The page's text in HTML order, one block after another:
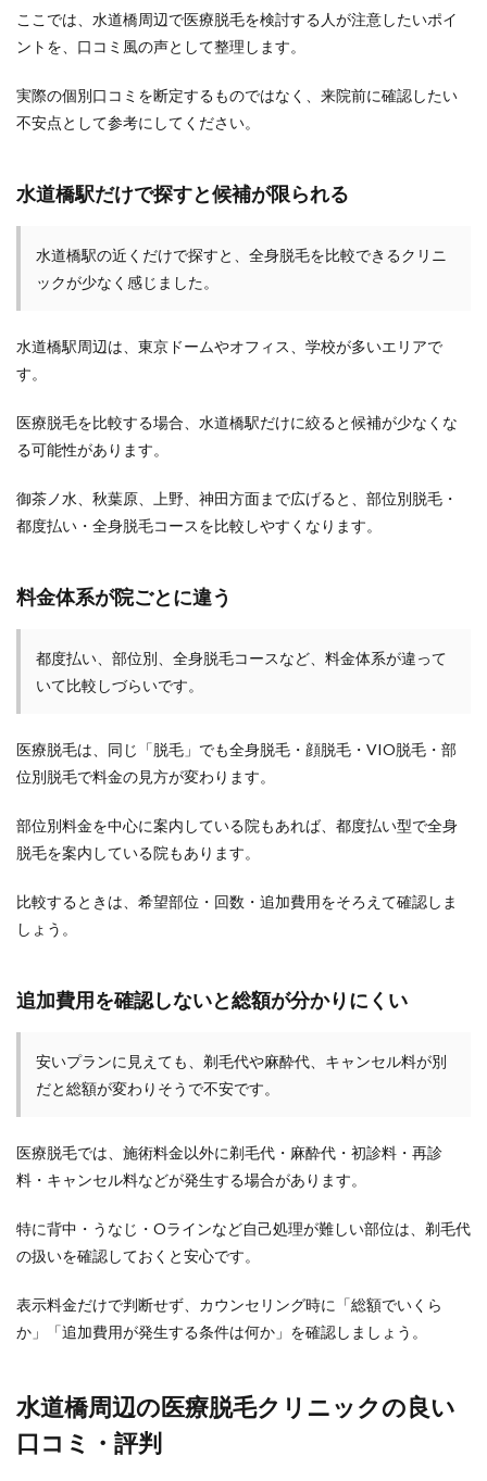
ここでは、水道橋周辺で医療脱毛を検討する人が注意したいポイ
ントを、口コミ風の声として整理します。
実際の個別口コミを断定するものではなく、来院前に確認したい
不安点として参考にしてください。
水道橋駅だけで探すと候補が限られる
水道橋駅の近くだけで探すと、全身脱毛を比較できるクリニ
ックが少なく感じました。
水道橋駅周辺は、東京ドームやオフィス、学校が多いエリアで
す。
医療脱毛を比較する場合、水道橋駅だけに絞ると候補が少なくな
る可能性があります。
御茶ノ水、秋葉原、上野、神田方面まで広げると、部位別脱毛・
都度払い・全身脱毛コースを比較しやすくなります。
料金体系が院ごとに違う
都度払い、部位別、全身脱毛コースなど、料金体系が違って
いて比較しづらいです。
医療脱毛は、同じ「脱毛」でも全身脱毛・顔脱毛・VIO脱毛・部
位別脱毛で料金の見方が変わります。
部位別料金を中心に案内している院もあれば、都度払い型で全身
脱毛を案内している院もあります。
比較するときは、希望部位・回数・追加費用をそろえて確認しま
しょう。
追加費用を確認しないと総額が分かりにくい
安いプランに見えても、剃毛代や麻酔代、キャンセル料が別
だと総額が変わりそうで不安です。
医療脱毛では、施術料金以外に剃毛代・麻酔代・初診料・再診
料・キャンセル料などが発生する場合があります。
特に背中・うなじ・Oラインなど自己処理が難しい部位は、剃毛代
の扱いを確認しておくと安心です。
表示料金だけで判断せず、カウンセリング時に「総額でいくら
か」「追加費用が発生する条件は何か」を確認しましょう。
水道橋周辺の医療脱毛クリニックの良い
口コミ・評判